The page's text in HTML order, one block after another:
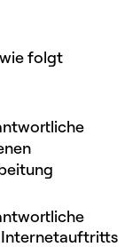
folgt
Internetauftritts